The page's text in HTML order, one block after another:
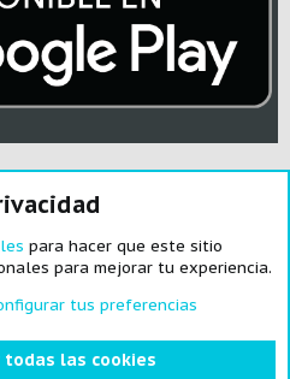
© 2010-2024 XenForo Ltd.
para hacer que este sitio
para mejorar tu experiencia.
tus preferencias
todas las cookies